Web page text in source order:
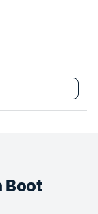
Boot